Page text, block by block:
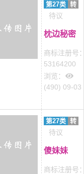
第27类 转
待议
枕边秘密
商标注册号
53164200
浏览：
(490) 09-03
第27类 转
待议
傻妹妹
商标注册号